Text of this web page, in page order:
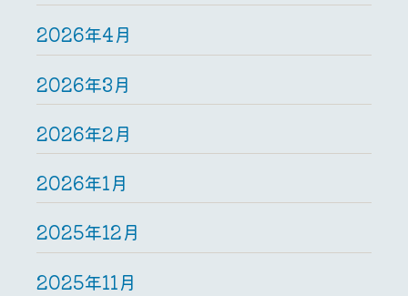
2026年4月
2026年3月
2026年2月
2026年1月
2025年12月
2025年11月